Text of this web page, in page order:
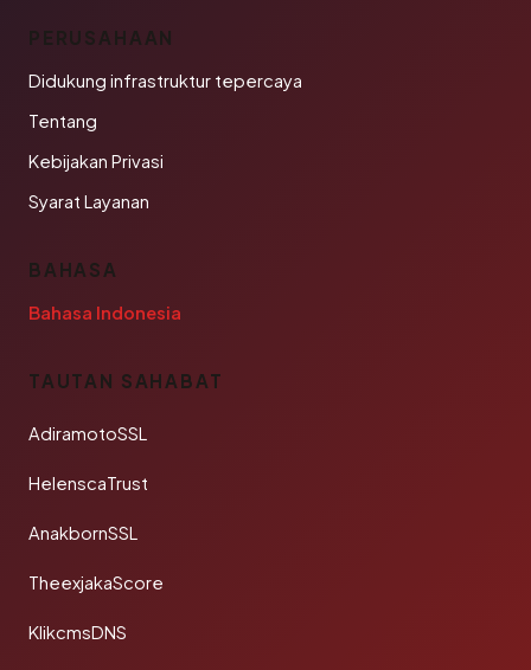
PERUSAHAAN
Didukung infrastruktur tepercaya
Tentang
Kebijakan Privasi
Syarat Layanan
BAHASA
Bahasa Indonesia
TAUTAN SAHABAT
AdiramotoSSL
HelenscaTrust
AnakbornSSL
TheexjakaScore
KlikcmsDNS